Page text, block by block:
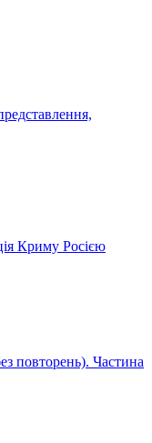
Криму Росією
повторень). Частина